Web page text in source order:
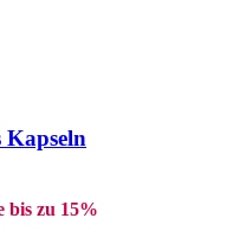
bis zu 15%